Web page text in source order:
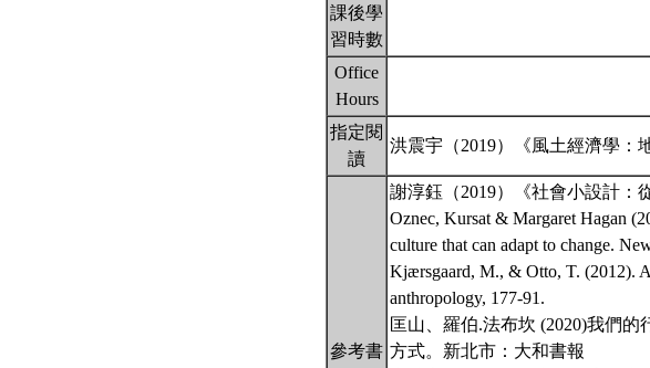
課後學
習時數
Office
Hours
指定閱
讀
洪震宇（2019）《風土經濟學：
參考書
謝淳鈺（2019）《社會小設計：
Oznec, Kursat & Margaret Hagan
culture that can adapt to change.
Kjærsgaard, M., & Otto, T. (2012).
anthropology, 177-91.
匡山、羅伯.法布坎 (2020)我們
方式。新北市：大和書報